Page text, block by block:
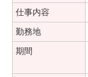
仕事内容
勤務地
期間